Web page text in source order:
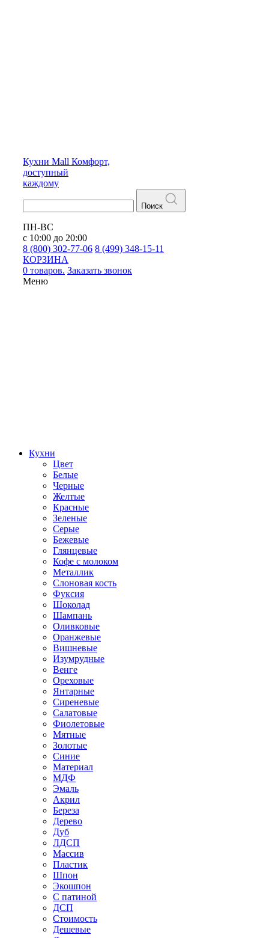
Кухни Mall Комфорт,
доступный
каждому
Поиск
ПН-ВС
с 10:00 до 20:00
8 (800) 302-77-06 8 (499) 348-15-11
КОРЗИНА
0 товаров. Заказать звонок
Меню
Кухни
Цвет
Белые
Черные
Желтые
Красные
Зеленые
Серые
Бежевые
Глянцевые
Кофе с молоком
Металлик
Слоновая кость
Фуксия
Шоколад
Шампань
Оливковые
Оранжевые
Вишневые
Изумрудные
Венге
Ореховые
Янтарные
Сиреневые
Салатовые
Фиолетовые
Мятные
Золотые
Синие
Материал
МДФ
Эмаль
Акрил
Береза
Дерево
Дуб
ЛДСП
Массив
Пластик
Шпон
Экошпон
С патиной
ДСП
Стоимость
Дешевые